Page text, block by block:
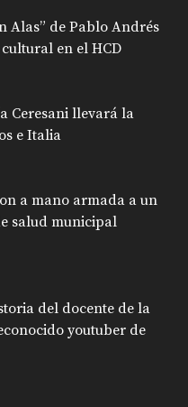
Alas” de Pablo Andrés
en el HCD
Ceresani llevará la
e Italia
a mano armada a un
salud municipal
del docente de la
youtuber de